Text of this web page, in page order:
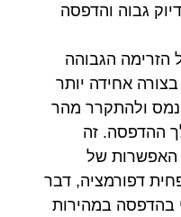
גבוה והדפסה
הזרימה הגבוהה
בצורה אחידה יותר
ולהתקרר מהר
ההדפסה. זה
האפשרות של
דפורמציה, דבר
בהדפסה במהירות